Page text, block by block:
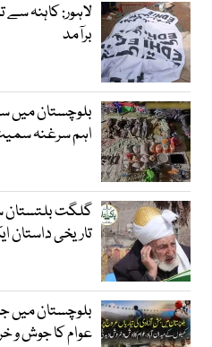
لاہور: کاہنہ
برآمد
بلوچستان میں
اہم سرغنہ سمیت 5 دہشتگرد
گلگت بلتستان
تاریخی داستان
بلوچستان میں
عوام کا جوش و